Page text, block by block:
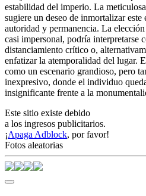
estabilidad del imperio. La
sugiere un deseo de inmortalizar
autoridad y permanencia. La
casi impersonal, podría interpretarse
distanciamiento crítico o,
enfatizar la atemporalidad del lugar.
como un escenario grandioso, pero
inexpresivo, donde el individuo
insignificante frente a la
Este sitio existe debido
a los ingresos publicitarios.
¡Apaga Adblock, por favor!
Fotos aleatorias